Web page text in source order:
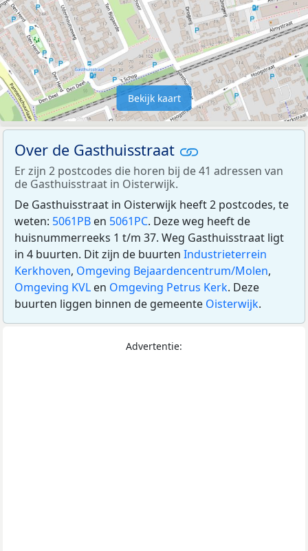
Bekijk kaart
Over de Gasthuisstraat
Er zijn 2 postcodes die horen bij de 41 adressen van
de Gasthuisstraat in Oisterwijk.
De Gasthuisstraat in Oisterwijk heeft 2 postcodes, te
weten: 5061PB en 5061PC. Deze weg heeft de
huisnummerreeks 1 t/m 37. Weg Gasthuisstraat ligt
in 4 buurten. Dit zijn de buurten Industrieterrein
Kerkhoven, Omgeving Bejaardencentrum/Molen,
Omgeving KVL en Omgeving Petrus Kerk. Deze
buurten liggen binnen de gemeente Oisterwijk.
Advertentie: